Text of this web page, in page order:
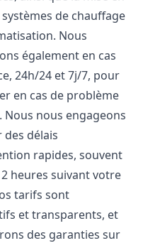
de chauffage
Nous
également en cas
24h/24 et 7j/7, pour
en cas de problème
Nous nous engageons
délais
rapides, souvent
heures suivant votre
tarifs sont
et transparents, et
des garanties sur